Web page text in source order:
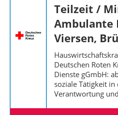
Teilzeit /
Ambulante
Viersen,
Deutschen Roten
Dienste gGmbH:
soziale Tätigkeit
Verantwortung